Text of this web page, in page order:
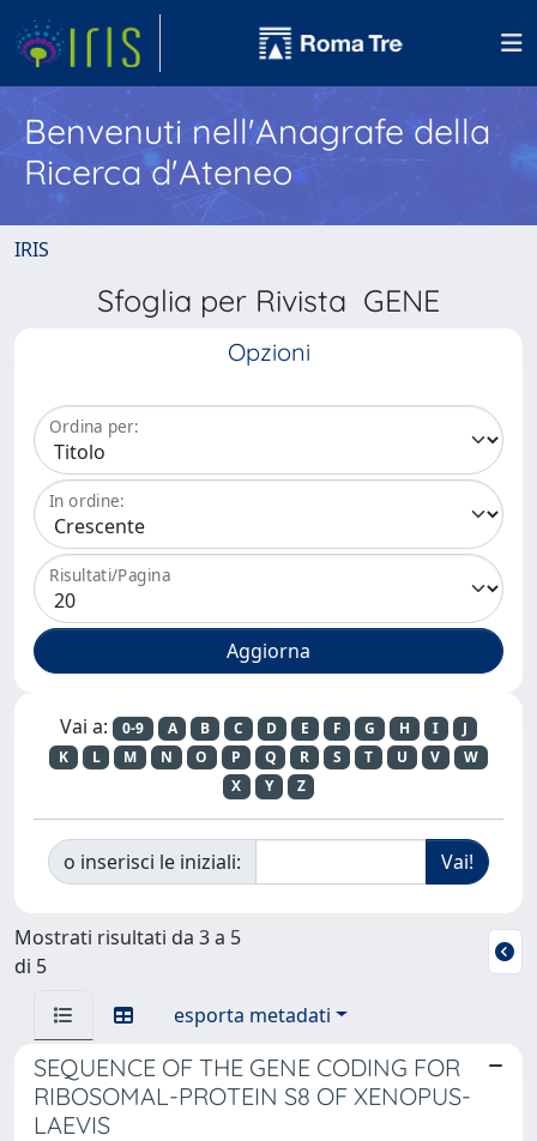
Benvenuti nell'Anagrafe della
Ricerca d'Ateneo
IRIS
Sfoglia per Rivista GENE
Opzioni
Ordina per:
In ordine:
Risultati/Pagina
Vai a: 0-9 A B C D E F G H I
J
K
L M N O P Q R S T U V
W
X
Y Z
o inserisci le iniziali:
Mostrati risultati da 3 a 5
di 5
esporta metadati
SEQUENCE OF THE GENE CODING FOR
RIBOSOMAL-PROTEIN S8 OF XENOPUS-
LAEVIS